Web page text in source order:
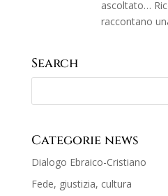
ascoltato…
raccontano
Search
Categorie news
Dialogo Ebraico-Cristiano
Fede, giustizia, cultura